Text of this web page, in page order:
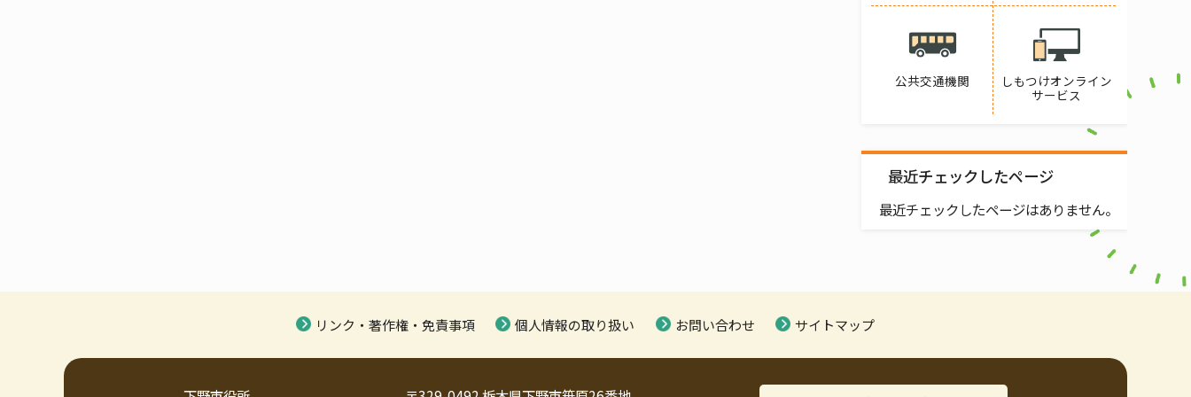
公共交通機関
しもつけオンライン
サービス
最近チェックしたページ
最近チェックしたページはありません。
リンク・著作権・免責事項 個人情報の取り扱い お問い合わせ サイトマップ